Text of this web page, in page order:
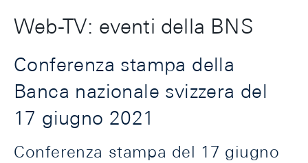
Web-TV: eventi della BNS
Conferenza stampa della
Banca nazionale svizzera del
17 giugno 2021
Conferenza stampa del 17 giugno